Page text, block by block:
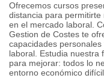
Ofrecemos cursos
distancia para
en el mercado laboral.
Gestion de Costes te
capacidades
laboral. Estudia nuestra
para mejorar: todos lo
entorno económico